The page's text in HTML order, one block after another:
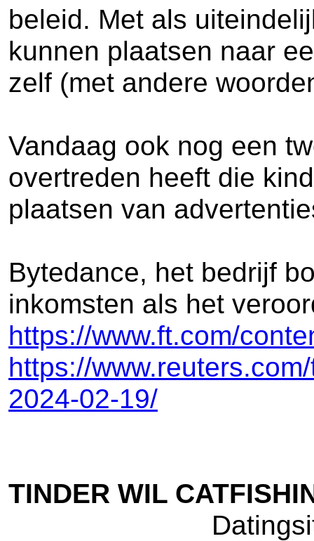
beleid. Met als
kunnen plaatsen naar
zelf (met andere
Vandaag ook nog een
overtreden heeft die
plaatsen van
Bytedance, het bedrijf
inkomsten als het
https://www.ft.com/
https://
2024-02-19/
TINDER WIL